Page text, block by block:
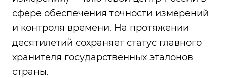
сфере обеспечения точности измерений
и контроля времени. На протяжении
десятилетий сохраняет статус главного
хранителя государственных эталонов
страны.